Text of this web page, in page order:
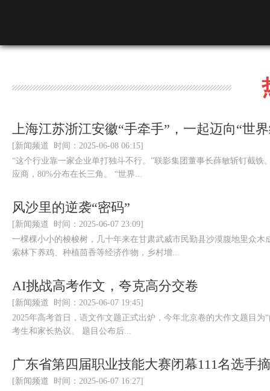
上海江苏浙江安徽“手牵手”，一起迈向“世
[新闻频道 时间：2025-06-08 06:15]
“这个行业靠一家企业单打独斗不行。”联影集团董事长薛敏斩钉截
应商，80%分布在长三角。 “世界...
风沙里的逆袭“密码”
[新闻频道 时间：2025-06-07 23:09]
一棵棵小小的梭梭树，几十年来在甘肃武威市民勤县沙漠腹地里众
索林下养鸡、种植茴香等经济作物，乡村增...
AI挑战高考作文，夸克高分交卷
[新闻频道 时间：2025-06-07 19:45]
2025年高考首日，语文作文题正式出炉，今年北京卷的大作文题目
考生和家长热议。 题目公布后...
广东省第四届职业技能大赛闭幕111名选手
[新闻频道 时间：2025-06-07 16:27]